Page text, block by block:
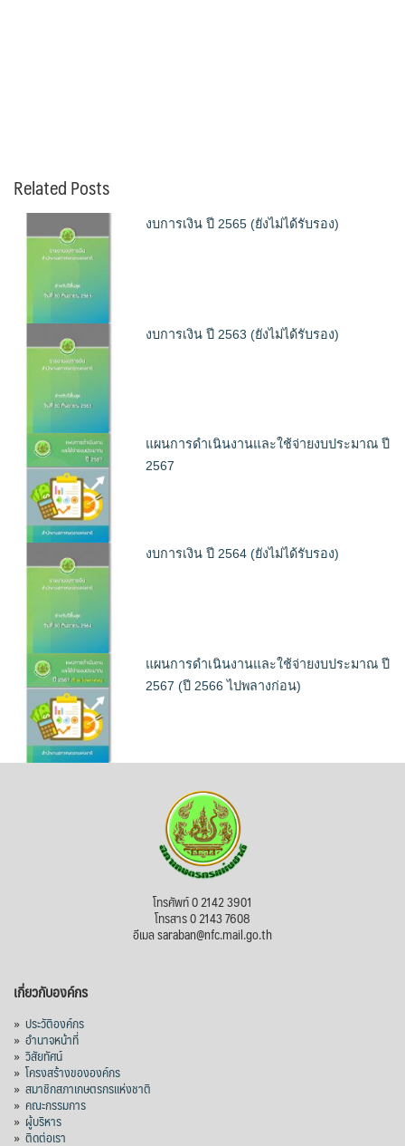
Related Posts
งบการเงิน ปี 2565 (ยังไม่ได้รับรอง)
งบการเงิน ปี 2563 (ยังไม่ได้รับรอง)
แผนการดำเนินงานและใช้จ่ายงบประมาณ ปี
2567
งบการเงิน ปี 2564 (ยังไม่ได้รับรอง)
แผนการดำเนินงานและใช้จ่ายงบประมาณ ปี
2567 (ปี 2566 ไปพลางก่อน)
โทรศัพท์ 0 2142 3901
โทรสาร 0 2143 7608
อีเมล saraban@nfc.mail.go.th
เกี่ยวกับองค์กร
» ประวัติองค์กร
» อำนาจหน้าที่
» วิสัยทัศน์
» โครงสร้างขององค์กร
» สมาชิกสภาเกษตรกรแห่งชาติ
» คณะกรรมการ
» ผู้บริหาร
» ติดต่อเรา